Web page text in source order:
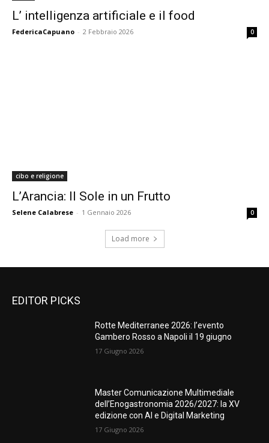
L’ intelligenza artificiale e il food
FedericaCapuano - 2 Febbraio 2026 0
cibo e religione
L’Arancia: Il Sole in un Frutto
Selene Calabrese - 1 Gennaio 2026 0
Load more
EDITOR PICKS
Rotte Mediterranee 2026: l’evento
Gambero Rosso a Napoli il 19 giugno
17 Giugno 2026
Master Comunicazione Multimediale
dell’Enogastronomia 2026/2027: la XV
edizione con AI e Digital Marketing
17 Giugno 2026